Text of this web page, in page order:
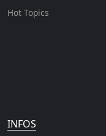
Hot Topics
INFOS